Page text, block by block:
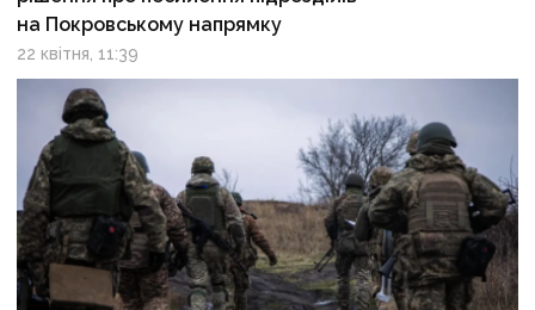
на Покровському напрямку
22 квітня, 11:39